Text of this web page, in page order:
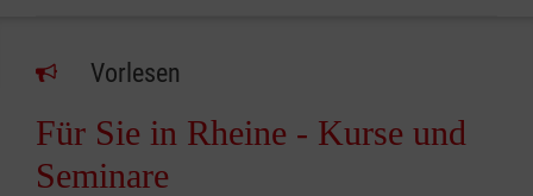
Vorlesen
Für Sie in Rheine - Kurse und
Seminare